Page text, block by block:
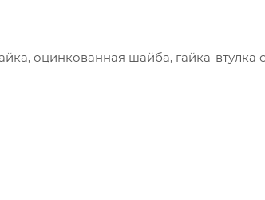
оцинкованная шайба, гайка-втулка с